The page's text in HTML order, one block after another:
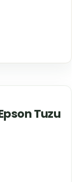
Tuzu